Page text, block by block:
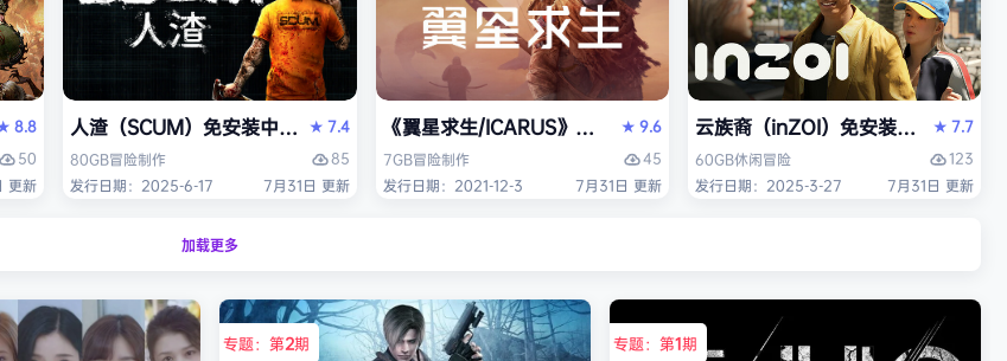
The Dark Ages）免安装中文版
8.8
50
更新
人渣（SCUM）免安装中文版★7.4
80GB冒险制作
85
发行日期：2025-6-17
7月31日 更新
《翼星求生/ICARUS》免安装中文版
★9.6
7GB冒险制作
45
发行日期：2021-12-3
7月31日 更新
云族裔（inZOI）免安装中文版
★7.7
60GB休闲冒险
123
发行日期：2025-3-27
7月31日 更新
加载更多
专题：第2期 专题：第1期